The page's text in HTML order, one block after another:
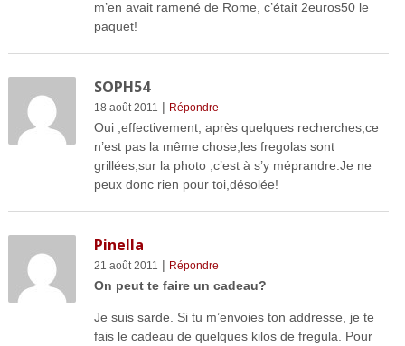
m’en avait ramené de Rome, c’était 2euros50 le
paquet!
SOPH54
18 août 2011 | Répondre
Oui ,effectivement, après quelques recherches,ce
n’est pas la même chose,les fregolas sont
grillées;sur la photo ,c’est à s’y méprandre.Je ne
peux donc rien pour toi,désolée!
Pinella
21 août 2011 | Répondre
On peut te faire un cadeau?
Je suis sarde. Si tu m’envoies ton addresse, je te
fais le cadeau de quelques kilos de fregula. Pour